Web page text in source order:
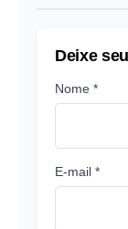
Deixe
Nome *
E-mail *